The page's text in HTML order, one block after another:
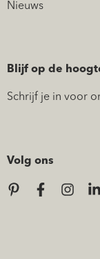
Nieuws
Blijf op de
Schrijf je in voor
Volg ons